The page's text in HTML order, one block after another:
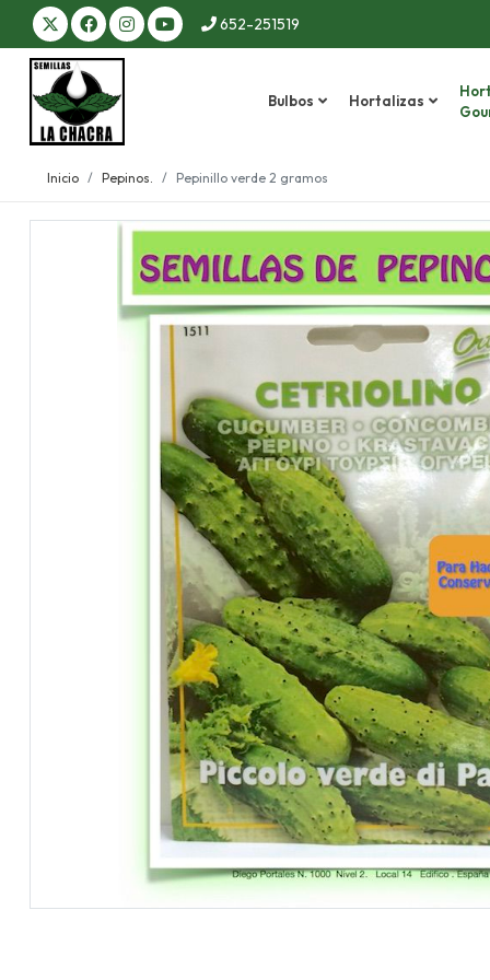
652-251519
Bulbos Hortalizas
Inicio Pepinos. Pepinillo verde 2 gramos